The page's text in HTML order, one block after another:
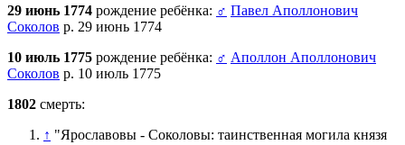
29 июнь 1774 рождение ребёнка: ♂ Павел Аполлонович
Соколов р. 29 июнь 1774
10 июль 1775 рождение ребёнка: ♂ Аполлон Аполлонович
Соколов р. 10 июль 1775
1802 смерть:
↑ "Ярославовы - Соколовы: таинственная могила князя